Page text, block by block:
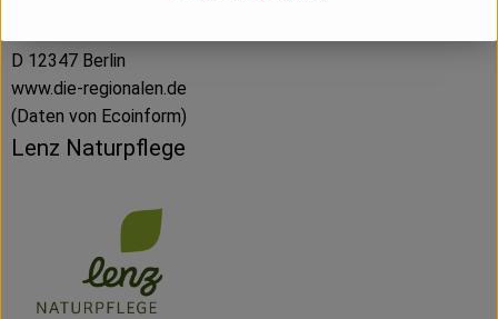
D 12347 Berlin
www.die-regionalen.de
(Daten von Ecoinform)
Lenz Naturpflege